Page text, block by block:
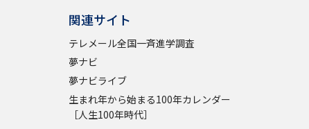
関連サイト
テレメール全国一斉進学調査
夢ナビ
夢ナビライブ
生まれ年から始まる100年カレンダー
［人生100年時代］